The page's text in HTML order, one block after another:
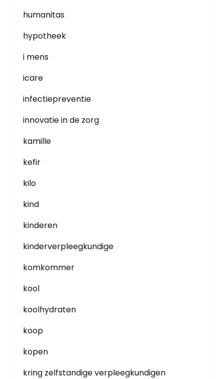
humanitas
hypotheek
i mens
icare
infectiepreventie
innovatie in de zorg
kamille
kefir
kilo
kind
kinderen
kinderverpleegkundige
komkommer
kool
koolhydraten
koop
kopen
kring zelfstandige verpleegkundigen